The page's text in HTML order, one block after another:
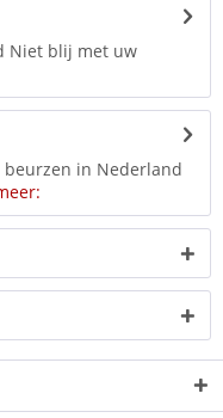
Niet blij met uw
in Nederland